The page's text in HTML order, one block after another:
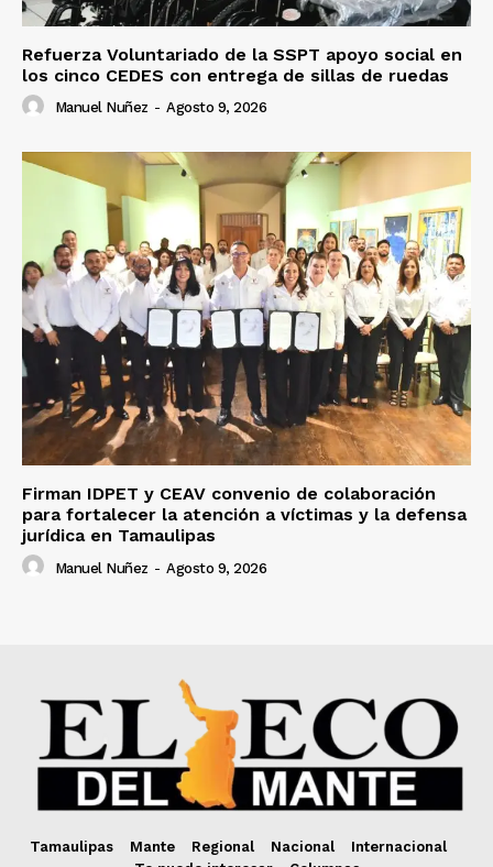
Refuerza Voluntariado de la SSPT apoyo social en
los cinco CEDES con entrega de sillas de ruedas
Manuel Nuñez - Agosto 9, 2026
Firman IDPET y CEAV convenio de colaboración
para fortalecer la atención a víctimas y la defensa
jurídica en Tamaulipas
Manuel Nuñez - Agosto 9, 2026
Tamaulipas Mante Regional Nacional
Internacional